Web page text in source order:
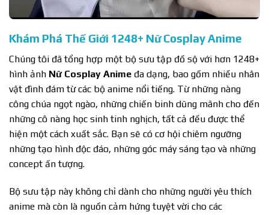
Khám Phá Thế Giới 1248+ Nữ Cosplay Anime
Chúng tôi đã tổng hợp một bộ sưu tập đồ sộ với hơn 1248+
hình ảnh Nữ Cosplay Anime đa dạng, bao gồm nhiều nhân
vật đình đám từ các bộ anime nổi tiếng. Từ những nàng
công chúa ngọt ngào, những chiến binh dũng mãnh cho đến
những cô nàng học sinh tinh nghịch, tất cả đều được thể
hiện một cách xuất sắc. Bạn sẽ có cơ hội chiêm ngưỡng
những tạo hình độc đáo, những góc máy sáng tạo và những
concept ấn tượng.
Bộ sưu tập này không chỉ dành cho những người yêu thích
anime mà còn là nguồn cảm hứng tuyệt vời cho các